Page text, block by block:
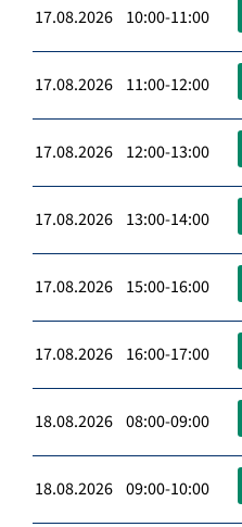
17.08.2026 10:00-11:00
17.08.2026 11:00-12:00
17.08.2026 12:00-13:00
17.08.2026 13:00-14:00
17.08.2026 15:00-16:00
17.08.2026 16:00-17:00
18.08.2026 08:00-09:00
18.08.2026 09:00-10:00